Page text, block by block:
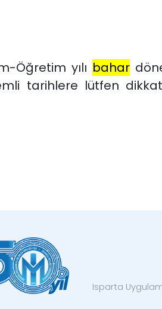
Öğretim yılı bahar
tarihlere lütfen
Isparta